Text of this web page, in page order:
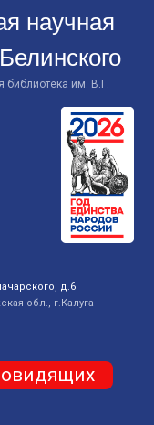
научная
библиотека им. В.Г.
д.6
обл., г.Калуга